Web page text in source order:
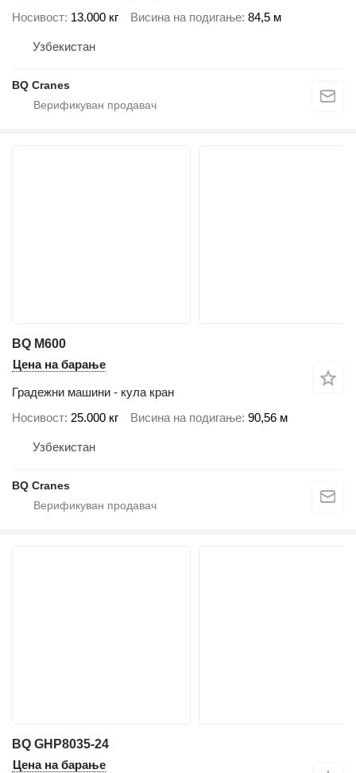
Носивост 13.000 кг Висина на подигање 84,5 м
Узбекистан
BQ Cranes
BQ M600
Цена на барање
Градежни машини - кула кран
Носивост 25.000 кг Висина на подигање 90,56 м
Узбекистан
BQ Cranes
BQ GHP8035-24
Цена на барање